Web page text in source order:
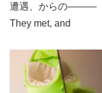
遭遇、からの―――
They met, and